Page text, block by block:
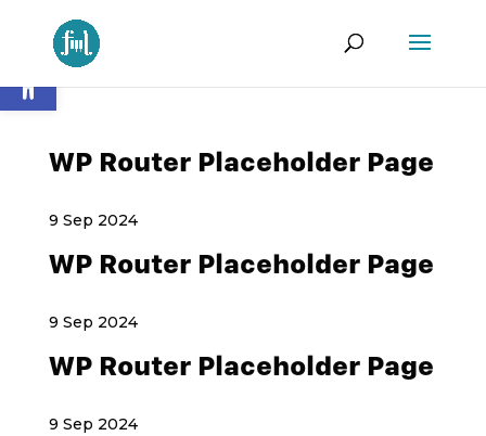
Ouvrir la barre d’outils
WP Router Placeholder Page
9 Sep 2024
WP Router Placeholder Page
9 Sep 2024
WP Router Placeholder Page
9 Sep 2024